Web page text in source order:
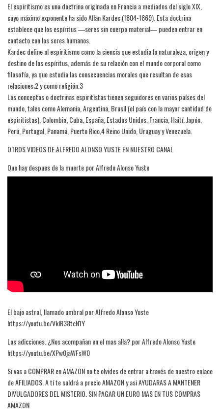
El espiritismo es una doctrina originada en Francia a mediados del siglo XIX,
cuyo máximo exponente ha sido Allan Kardec (1804-1869). Esta doctrina
establece que los espíritus ―seres sin cuerpo material― pueden entrar en
contacto con los seres humanos.
Kardec define al espiritismo como la ciencia que estudia la naturaleza, origen y
destino de los espíritus, además de su relación con el mundo corporal como
filosofía, ya que estudia las consecuencias morales que resultan de esas
relaciones;2​ y como religión.3​
Los conceptos o doctrinas espiritistas tienen seguidores en varios países del
mundo, tales como Alemania, Argentina, Brasil (el país con la mayor cantidad de
espiritistas), Colombia, Cuba, España, Estados Unidos, Francia, Haití, Japón,
Perú, Portugal, Panamá, Puerto Rico,4​ Reino Unido, Uruguay y Venezuela.
OTROS VIDEOS DE ALFREDO ALONSO YUSTE EN NUESTRO CANAL
Que hay despues de la muerte por Alfredo Alonso Yuste
El bajo astral, llamado umbral por Alfredo Alonso Yuste
https://youtu.be/VkIR38tcN1Y
Las adicciones. ¿Nos acompañan en el mas alla? por Alfredo Alonso Yuste
https://youtu.be/XPw0jaWFsW0
Si vas a COMPRAR en AMAZON no te olvides de entrar a través de nuestro enlace
de AFILIADOS. A tí te saldrá a precio AMAZON y asi AYUDARAS A MANTENER
DIVULGADORES DEL MISTERIO. SIN PAGAR UN EURO MAS EN TUS COMPRAS
AMAZON